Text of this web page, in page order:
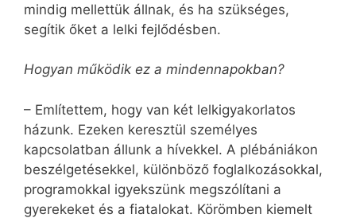
mindig mellettük állnak, és ha szükséges,
segítik őket a lelki fejlődésben.
Hogyan működik ez a mindennapokban?
– Említettem, hogy van két lelkigyakorlatos
házunk. Ezeken keresztül személyes
kapcsolatban állunk a hívekkel. A plébániákon
beszélgetésekkel, különböző foglalkozásokkal,
programokkal igyekszünk megszólítani a
gyerekeket és a fiatalokat. Körömben kiemelt